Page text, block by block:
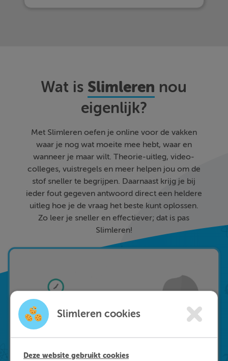
Wat is Slimleren nou
eigenlijk?
Met Slimleren oefen je online voor de vakken
waar je nog wat moeite mee hebt, waar en
wanneer je maar wilt. Theorie-uitleg, video-
colleges, vuistregels en meer helpen jou om de
stof sneller te begrijpen. Daarnaast krijg je bij
ieder fout gegeven antwoord direct een heldere
uitleg hoe je de vraag het beste kunt oplossen.
Zo leer je sneller en effectiever; dat is pas
Slimleren!
Slimleren cookies
Deze website gebruikt cookies